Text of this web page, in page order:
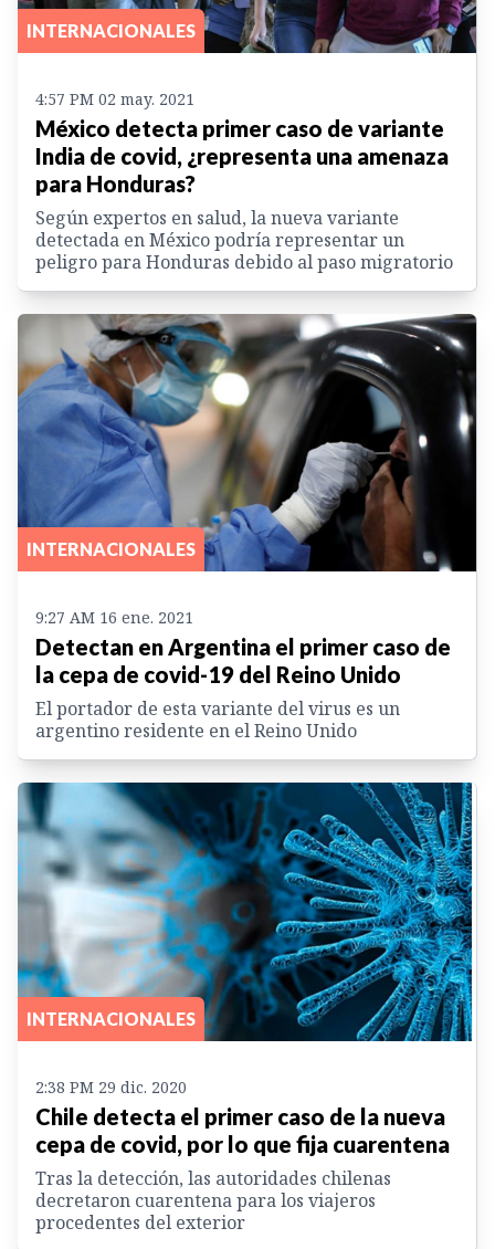
INTERNACIONALES
4:57 PM 02 may. 2021
México detecta primer caso de variante
India de covid, ¿representa una amenaza
para Honduras?
Según expertos en salud, la nueva variante
detectada en México podría representar un
peligro para Honduras debido al paso migratorio
INTERNACIONALES
9:27 AM 16 ene. 2021
Detectan en Argentina el primer caso de
la cepa de covid-19 del Reino Unido
El portador de esta variante del virus es un
argentino residente en el Reino Unido
INTERNACIONALES
2:38 PM 29 dic. 2020
Chile detecta el primer caso de la nueva
cepa de covid, por lo que fija cuarentena
Tras la detección, las autoridades chilenas
decretaron cuarentena para los viajeros
procedentes del exterior